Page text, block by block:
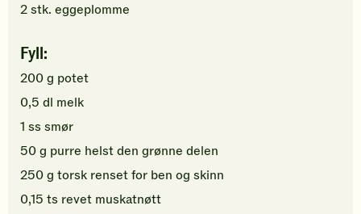
2stk. eggeplomme
Fyll:
200g potet
0,5 dl melk
1 ss smør
50g purre helst den grønne delen
250g torsk renset for ben og skinn
0,15 ts revet muskatnøtt